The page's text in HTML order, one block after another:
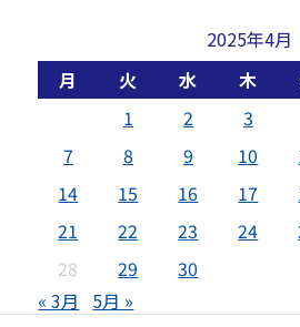
2025年4月
月
火 水 木
1
2 3
7
8 9 10
14
15 16 17
21
22 23 24
28
29
30
« 3月
5月 »